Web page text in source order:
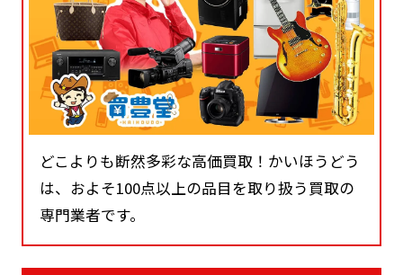
どこよりも断然多彩な高価買取！かいほうどう
は、およそ100点以上の品目を取り扱う買取の
専門業者です。